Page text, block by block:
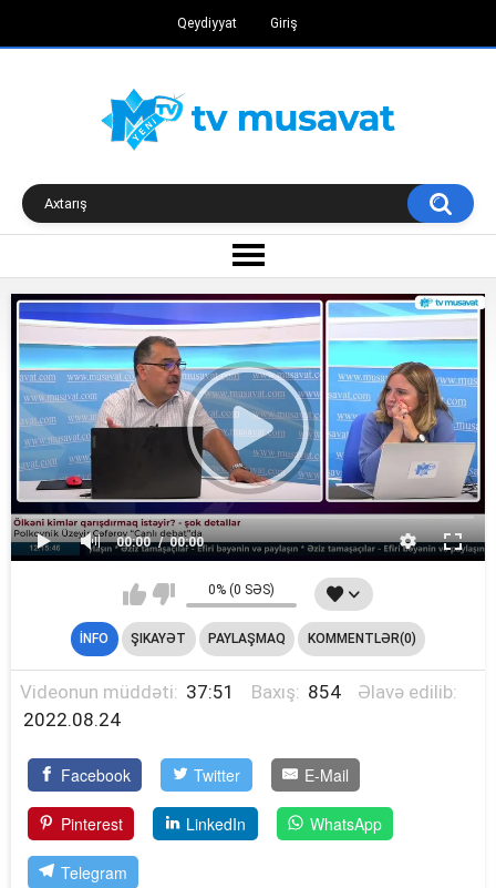
Qeydiyyat Giriş
00:00 00:00
0% (0 SƏS)
İNFO ŞIKAYƏT PAYLAŞMAQ KOMMENTLƏR(0)
Videonun müddəti: 37:51 Baxış: 854
Əlavə edilib:
2022.08.24
Facebook Twitter E-Mail
Pinterest LinkedIn WhatsApp
Telegram